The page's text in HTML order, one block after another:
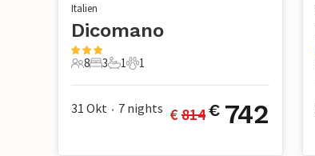
Italien
Dicomano
8 Gäste
8
3 Schlafzimmer
3
1 Badezimmer
1
1 Haustier
1
31 Okt • 7 nights € 814€ 742